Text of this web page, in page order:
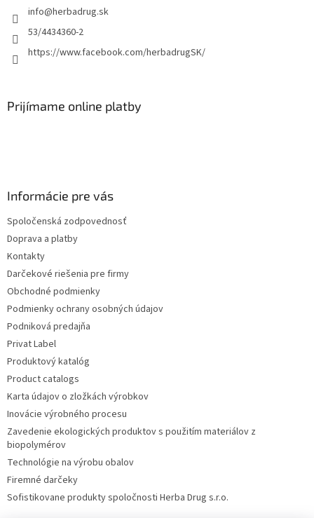
info@herbadrug.sk
53/4434360-2
https://www.facebook.com/herbadrugSK/
Prijímame online platby
Informácie pre vás
Spoločenská zodpovednosť
Doprava a platby
Kontakty
Darčekové riešenia pre firmy
Obchodné podmienky
Podmienky ochrany osobných údajov
Podniková predajňa
Privat Label
Produktový katalóg
Product catalogs
Karta údajov o zložkách výrobkov
Inovácie výrobného procesu
Zavedenie ekologických produktov s použitím materiálov z
biopolymérov
Technológie na výrobu obalov
Firemné darčeky
Sofistikovane produkty spoločnosti Herba Drug s.r.o.